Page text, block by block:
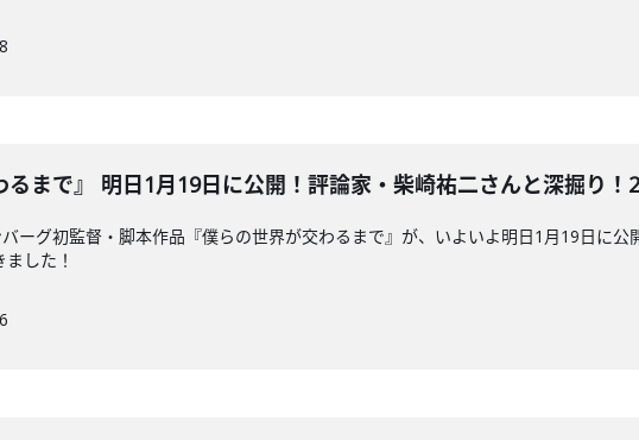
るまで』 明日1月19日に公開！評論家・柴崎祐二さんと深掘り
ーグ初監督・脚本作品『僕らの世界が交わるまで』が、いよいよ明日1月19日に
した！